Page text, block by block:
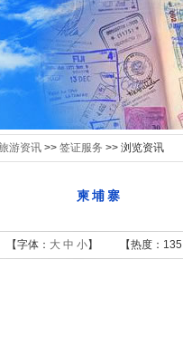
游资讯 >> 签证服务 >> 浏览资讯
柬埔寨
【字体： 大 中 小】 【热度：